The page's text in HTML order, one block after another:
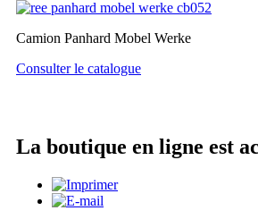
Camion Panhard Mobel Werke
Consulter le catalogue
La boutique en ligne est